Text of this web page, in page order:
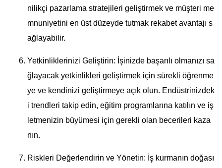
nilikçi pazarlama stratejileri geliştirmek ve müşteri me
mnuniyetini en üst düzeyde tutmak rekabet avantajı s
ağlayabilir.
Yetkinliklerinizi Geliştirin: İşinizde başarılı olmanızı sa
ğlayacak yetkinlikleri geliştirmek için sürekli öğrenme
ye ve kendinizi geliştirmeye açık olun. Endüstrinizdek
i trendleri takip edin, eğitim programlarına katılın ve iş
letmenizin büyümesi için gerekli olan becerileri kaza
nın.
Riskleri Değerlendirin ve Yönetin: İş kurmanın doğası